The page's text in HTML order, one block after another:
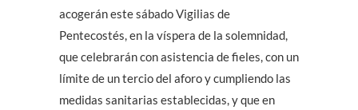
acogerán este sábado Vigilias de
Pentecostés, en la víspera de la solemnidad,
que celebrarán con asistencia de fieles, con un
límite de un tercio del aforo y cumpliendo las
medidas sanitarias establecidas, y que en